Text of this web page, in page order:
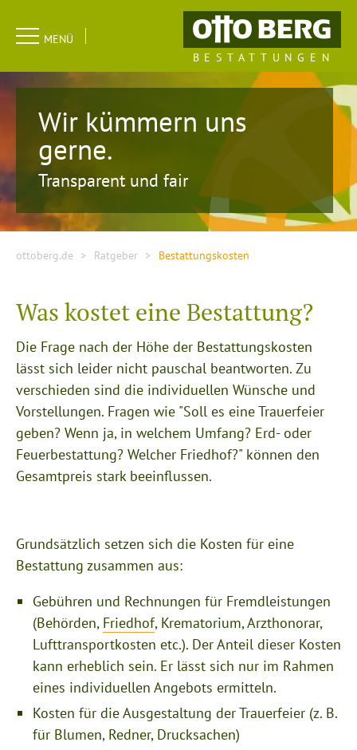
Navigation
überspringen
MENÜ
BESTATTUNGEN
Wir kümmern uns
gerne.
Transparent und fair
ottoberg.de Ratgeber Bestattungskosten
Was kostet eine Bestattung?
Die Frage nach der Höhe der Bestattungskosten
lässt sich leider nicht pauschal beantworten. Zu
verschieden sind die individuellen Wünsche und
Vorstellungen. Fragen wie "Soll es eine Trauerfeier
geben? Wenn ja, in welchem Umfang? Erd- oder
Feuerbestattung? Welcher Friedhof?" können den
Gesamtpreis stark beeinflussen.
Grundsätzlich setzen sich die Kosten für eine
Bestattung zusammen aus:
Gebühren und Rechnungen für Fremdleistungen
(Behörden, Friedhof, Krematorium, Arzthonorar,
Lufttransportkosten etc.). Der Anteil dieser Kosten
kann erheblich sein. Er lässt sich nur im Rahmen
eines individuellen Angebots ermitteln.
Kosten für die Ausgestaltung der Trauerfeier (z. B.
für Blumen, Redner, Drucksachen)